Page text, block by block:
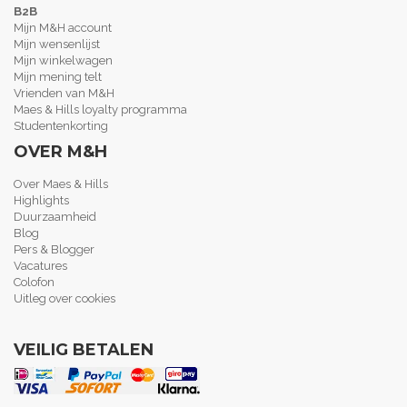
B2B
Mijn M&H account
Mijn wensenlijst
Mijn winkelwagen
Mijn mening telt
Vrienden van M&H
Maes & Hills loyalty programma
Studentenkorting
OVER M&H
Over Maes & Hills
Highlights
Duurzaamheid
Blog
Pers & Blogger
Vacatures
Colofon
Uitleg over cookies
VEILIG BETALEN